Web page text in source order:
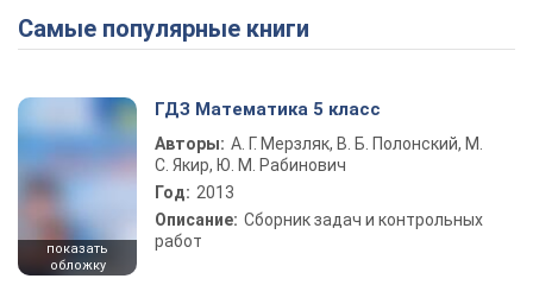
Самые популярные книги
показать
обложку
ГДЗ Математика 5 класс
Авторы: А. Г. Мерзляк, В. Б. Полонский, М.
С. Якир, Ю. М. Рабинович
Год: 2013
Описание: Сборник задач и контрольных
работ